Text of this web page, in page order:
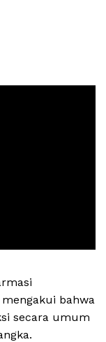
bahwa
secara umum